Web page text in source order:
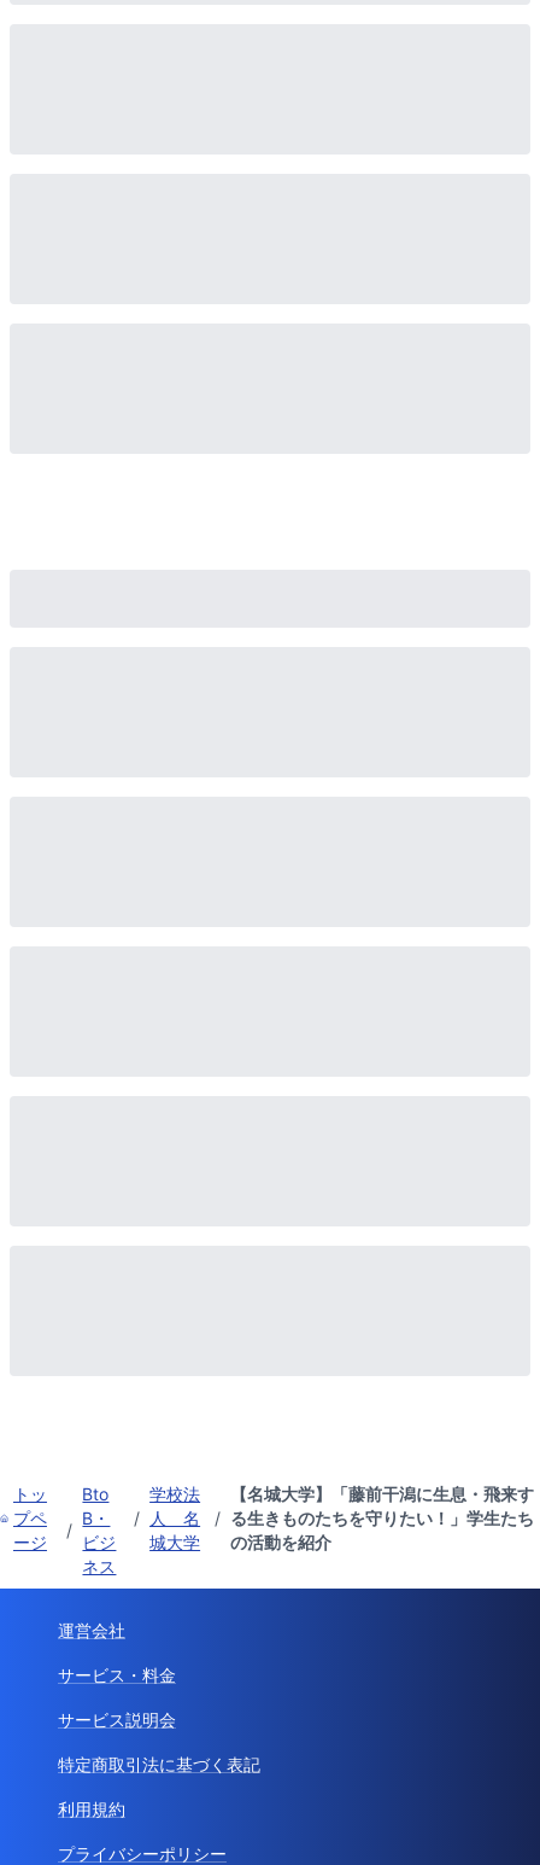
トッ
プペ
ージ
/
Bto
B・
ビジ
ネス
/
学校法
人 名
城大学
/
【名城大学】「藤前干潟に生息・飛来す
る生きものたちを守りたい！」学生たち
の活動を紹介
運営会社
サービス・料金
サービス説明会
特定商取引法に基づく表記
利用規約
プライバシーポリシー